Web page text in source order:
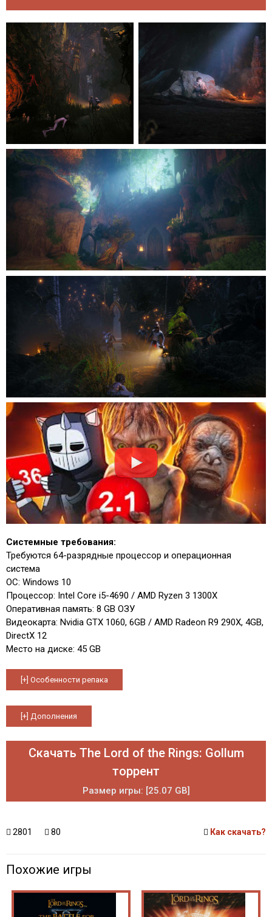
Системные требования:
Требуются 64-разрядные процессор и операционная
система
ОС: Windows 10
Процессор: Intel Core i5-4690 / AMD Ryzen 3 1300X
Оперативная память: 8 GB ОЗУ
Видеокарта: Nvidia GTX 1060, 6GB / AMD Radeon R9 290X, 4GB,
DirectX 12
Место на диске: 45 GB
Скачать The Lord of the Rings: Gollum
торрент
Размер игры: [25.07 GB]
2801 80 Как скачать?
Похожие игры